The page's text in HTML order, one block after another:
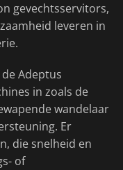
gevechtsservitors,
leveren in
Adeptus
in zoals de
wandelaar
Er
die snelheid en
of